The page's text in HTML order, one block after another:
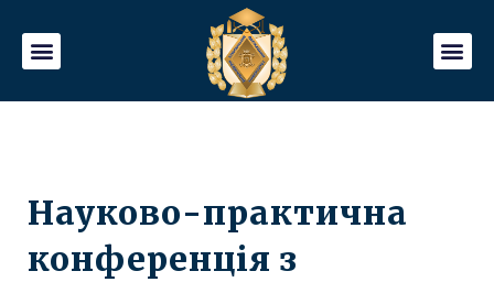
Науково-практична
конференція з